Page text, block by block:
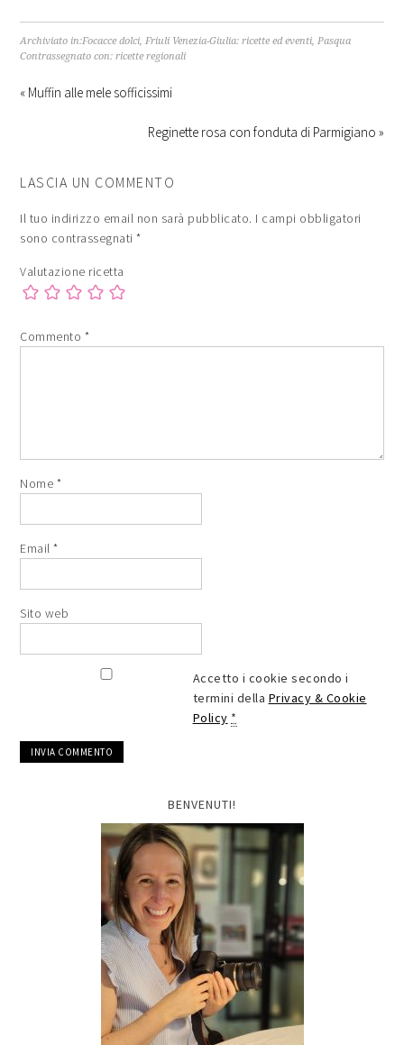
Archiviato in:Focacce dolci,Friuli Venezia-Giulia: ricette ed eventi,Pasqua
Contrassegnato con:ricette regionali
« Muffin alle mele sofficissimi
Reginette rosa con fonduta di Parmigiano »
LASCIA UN COMMENTO
Il tuo indirizzo email non sarà pubblicato. I campi obbligatori
sono contrassegnati*
Valutazione ricetta
Commento *
Nome *
Email*
Sito web
Accetto i cookie secondo i
termini della Privacy & Cookie
Policy *
BENVENUTI!